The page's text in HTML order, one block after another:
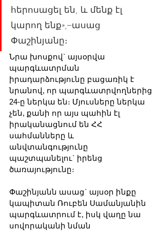
հերոսացել են, և մենք էլ
կարող ենք»,–ասաց
Փաշինյանը։
Նրա խոսքով` այսօրվա
պարգևատրման
իրադարձությունը բացառիկ է
նրանով, որ պարգևատրվողներից
24-ը ներկա են։ Մյուսները ներկա
չեն, քանի որ այս պահին էլ
իրականացնում են ՀՀ
սահմանները և
անվտանգությունը
պաշտպանելու` իրենց
ծառայությունը։
Փաշինյանն ասաց` այսօր ինքը
կապիտան Ռուբեն Սամանյանին
պարգևատրում է, իսկ վաղը նա
սովորականի նման